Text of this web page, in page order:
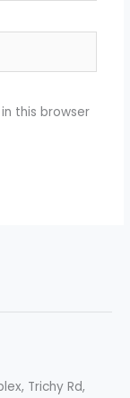
this browser
Trichy Rd,